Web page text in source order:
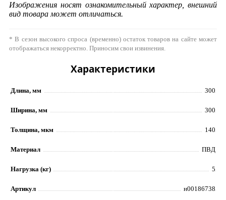
Изображения носят ознакомительный характер, внешний
вид товара может отличаться.
* В сезон высокого спроса (временно) остаток товаров на сайте может
отображаться некорректно. Приносим свои извинения.
Характеристики
Длина, мм 300
Ширина, мм 300
Толщина, мкм 140
Материал ПВД
Нагрузка (кг) 5
Артикул н00186738